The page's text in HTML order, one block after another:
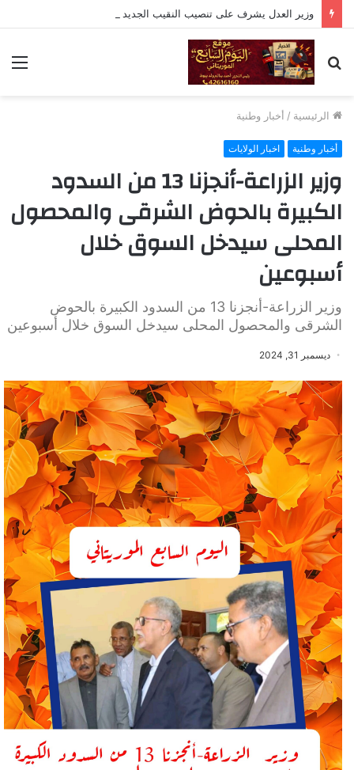
بحث
عن
الرئيسية / أخبار وطنية
أخبار وطنية اخبار الولايات
وزير الزراعة-أنجزنا 13 من السدود
الكبيرة بالحوض الشرقى والمحصول
المحلى سيدخل السوق خلال
أسبوعين
وزير الزراعة-أنجزنا 13 من السدود الكبيرة بالحوض
الشرقى والمحصول المحلى سيدخل السوق خلال أسبوعين
ديسمبر 31, 2024